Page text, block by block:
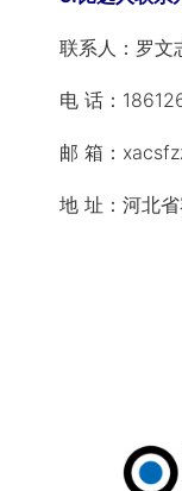
联系人：罗文
电 话：
邮 箱：
地 址：河北省